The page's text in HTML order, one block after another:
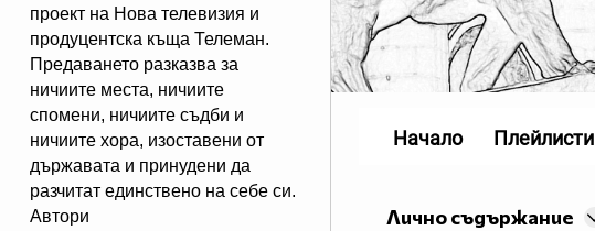
проект на Нова телевизия и
продуцентска къща Телеман.
Предаването разказва за
ничиите места, ничиите
спомени, ничиите съдби и
ничиите хора, изоставени от
държавата и принудени да
разчитат единствено на себе си.
Автори
Лично съдържание
Начало Плейлисти